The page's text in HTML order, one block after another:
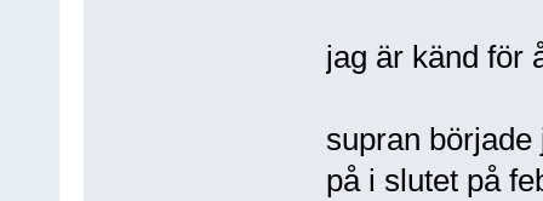
jag är känd för
supran
på i slutet på